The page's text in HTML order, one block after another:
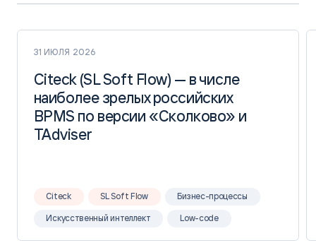
31 ИЮЛЯ 2026
Citeck (SL Soft Flow) — в числе
наиболее зрелых российских
BPMS по версии «Сколково» и
TAdviser
Citeck (SL Soft Flow) — в числе
наиболее зрелых российских
BPMS по версии «Сколково» и
TAdviser
Citeck SL Soft Flow Бизнес-процессы
Искусственный интеллект Low-code